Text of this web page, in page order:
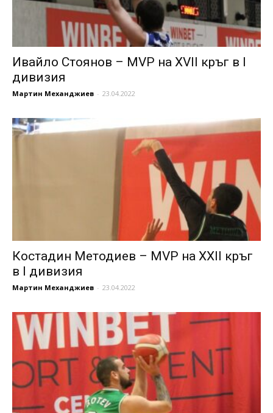
Ивайло Стоянов – MVP на XVII кръг в I
дивизия
Мартин Механджиев - 23.04.2022
Костадин Методиев – MVP на XXII кръг
в I дивизия
Мартин Механджиев - 23.04.2022